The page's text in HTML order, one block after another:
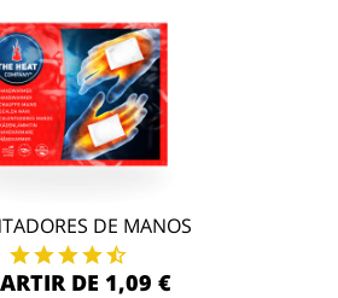
DE MANOS
DE 1,09 €